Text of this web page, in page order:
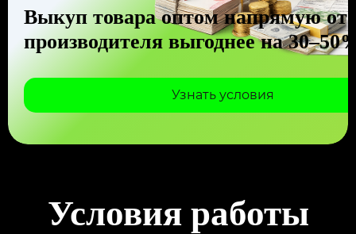
Выкуп товара оптом напрямую от
производителя выгоднее на
Узнать условия
Условия работы